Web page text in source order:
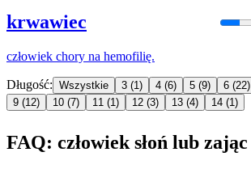
krwawiec
człowiek chory na hemofilię.
Długość: Wszystkie 3 (1) 4 (6) 5 (9) 6 (22)
9 (12) 10 (7) 11 (1) 12 (3) 13 (4) 14 (1)
FAQ: człowiek słoń lub zając